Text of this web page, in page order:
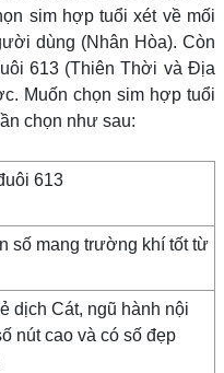
sim hợp tuổi xét về mối
dùng (Nhân Hòa). Còn
613 (Thiên Thời và Địa
Muốn chọn sim hợp tuổi
chọn như sau:
613
số mang trường khí tốt từ
dịch Cát, ngũ hành nội
nút cao và có số đẹp